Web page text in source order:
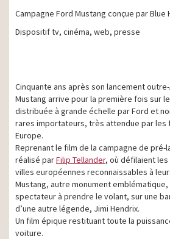
Campagne Ford Mustang conçue par Blue
Dispositif tv, cinéma, web, presse
Cinquante ans après son lancement
Mustang arrive pour la première fois sur
distribuée à grande échelle par Ford et
rares importateurs, très attendue par
Europe.
Reprenant le film de la campagne de pré-
réalisé parFilip Tellander, où défilaient
villes européennes reconnaissables à
Mustang, autre monument
spectateur à prendre le volant, sur une
d’une autre légende, Jimi Hendrix.
Un film épique restituant toute la
voiture.